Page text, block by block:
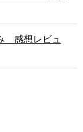
感想レビュ